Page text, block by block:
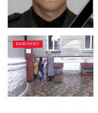
ВАЖЛИВО